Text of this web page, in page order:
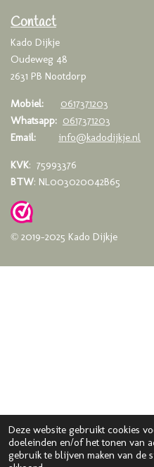
Deze website gebruikt cookies
doeleinden en/of het tonen van
gebruik te blijven maken van de
o
k
r
a
m
Contact
Kado Dijkje
Oudeweg 48
2631 PB Nootdorp
Mobiel:
0617371203
Whatsapp: 0617371203
Email:
info@kadodijkje.nl
KVK: 75993376
BTW: NL003020042B65
© 2019-2025 Kado Dijkje